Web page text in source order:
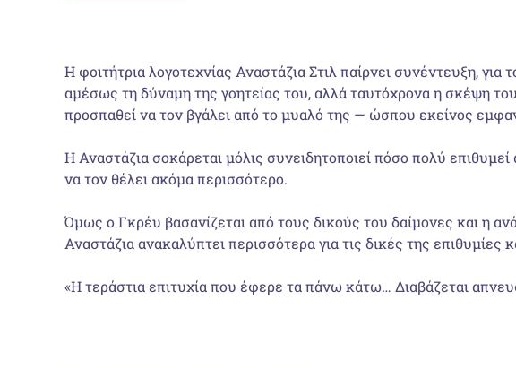
Η φοιτήτρια λογοτεχνίας Αναστάζια Στιλ παίρνει συνέντευξη,
αμέσως τη δύναμη της γοητείας του, αλλά ταυτόχρονα η σκέψη
προσπαθεί να τον βγάλει από το μυαλό της — ώσπου εκείνος
H Αναστάζια σοκάρεται μόλις συνειδητοποιεί πόσο πολύ
να τον θέλει ακόμα περισσότερο.
Όμως ο Γκρέυ βασανίζεται από τους δικούς του δαίμονες και η
Αναστάζια ανακαλύπτει περισσότερα για τις δικές της
«Η τεράστια επιτυχία που έφερε τα πάνω κάτω… Διαβάζεται